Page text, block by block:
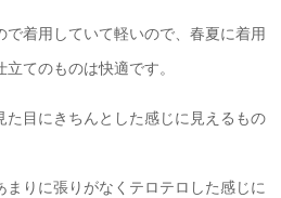
着用していて軽いので、春夏に着用
てのものは快適です。
た目にきちんとした感じに見えるもの
まりに張りがなくテロテロした感じに